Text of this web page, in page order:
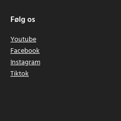
Følg os
Youtube
Facebook
Instagram
Tiktok